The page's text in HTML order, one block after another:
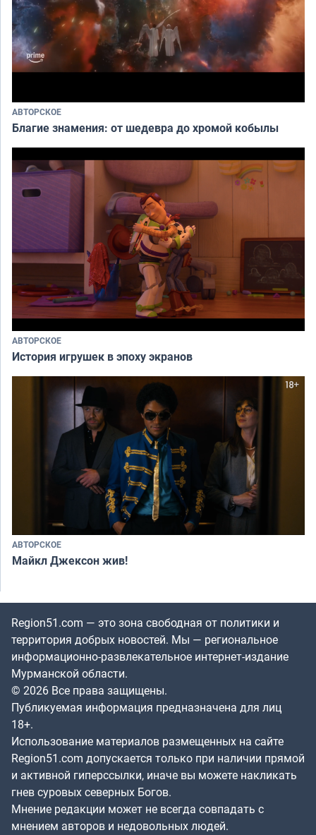
АВТОРСКОЕ
Благие знамения: от шедевра до хромой кобылы
АВТОРСКОЕ
История игрушек в эпоху экранов
АВТОРСКОЕ
Майкл Джексон жив!
Region51.com — это зона свободная от политики и
территория добрых новостей. Мы — региональное
информационно-развлекательное интернет-издание
Мурманской области.
© 2026 Все права защищены.
Публикуемая информация предназначена для лиц
18+.
Использование материалов размещенных на сайте
Region51.com допускается только при наличии прямой
и активной гиперссылки, иначе вы можете накликать
гнев суровых северных Богов.
Мнение редакции может не всегда совпадать с
мнением авторов и недовольных людей.